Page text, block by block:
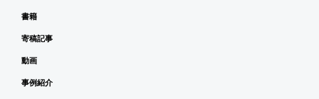
書籍
寄稿記事
動画
事例紹介